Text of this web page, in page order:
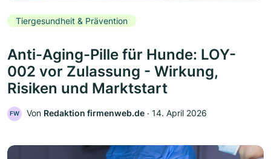
Tiergesundheit & Prävention
Anti-Aging-Pille für Hunde: LOY-
002 vor Zulassung - Wirkung,
Risiken und Marktstart
FW Von Redaktion firmenweb.de ‧ 14. April 2026